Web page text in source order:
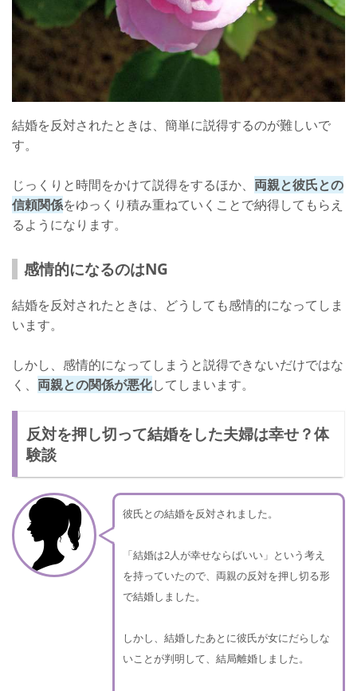
結婚を反対されたときは、簡単に説得するのが難しいで
す。
じっくりと時間をかけて説得をするほか、 両親と彼氏との
信頼関係をゆっくり積み重ねていくことで納得してもらえ
るようになります。
感情的になるのはNG
結婚を反対されたときは、どうしても感情的になってしま
います。
しかし、感情的になってしまうと説得できないだけではな
く、 両親との関係が悪化してしまいます。
反対を押し切って結婚をした夫婦は幸せ？体
験談
彼氏との結婚を反対されました。
「結婚は2人が幸せならばいい」という考え
を持っていたので、両親の反対を押し切る形
で結婚しました。
しかし、結婚したあとに彼氏が女にだらしな
いことが判明して、結局離婚しました。